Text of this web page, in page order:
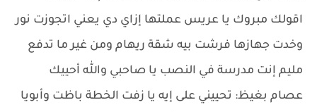
اقولك مبروك يا عريس عملتها إزاي دي يعني اتجوزت نور
وخدت جهازها فرشت بيه شقة ريهام ومن غير ما تدفع
مليم إنت مدرسة في النصب يا صاحبي والله أحييك
عصام بغيظ: تحييني على إيه يا زفت الخطة باظت وأبويا